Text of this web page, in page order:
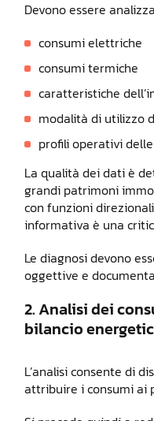
Devono essere
consumi elettriche
consumi termiche
caratteristiche
modalità di utilizzo
profili operativi
La qualità dei dati è
grandi patrimoni
con funzioni
informativa è una
Le diagnosi devono
oggettive e
2. Analisi dei
bilancio
L’analisi consente di
attribuire i consumi ai